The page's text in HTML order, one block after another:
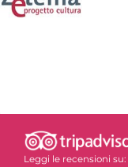
Leggi le recensioni su: